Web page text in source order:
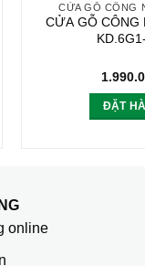
CỬA GỖ CÔNG
CỬA GỖ CÔNG
ĐẶT
online